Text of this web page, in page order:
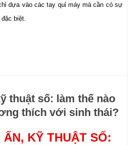
dựa vào các tay quỉ máy mà cần có sự
biệt.
thuật số: làm thế nào
thích với sinh thái?
KỸ THUẬT SỐ: